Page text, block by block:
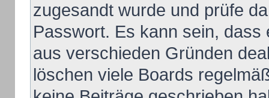
zugesandt wurde und prüfe
Passwort. Es kann sein,
aus verschieden Gründen
löschen viele Boards